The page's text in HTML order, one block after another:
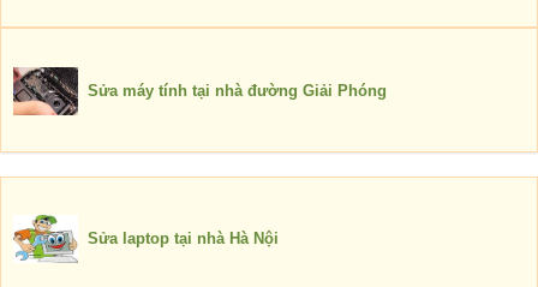
Sửa máy tính tại nhà đường Giải Phóng
Sửa laptop tại nhà Hà Nội